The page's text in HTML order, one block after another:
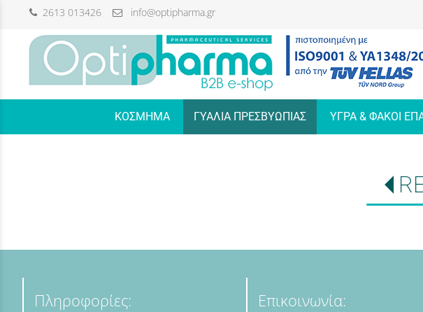
2613 013426 info@optipharma.gr
ΚΟΣΜΗΜΑ ΓΥΑΛΙΑ ΠΡΕΣΒΥΩΠΙΑΣ ΥΓΡΑ & ΦΑΚΟΙ
Πληροφορίες: Επικοινωνία: